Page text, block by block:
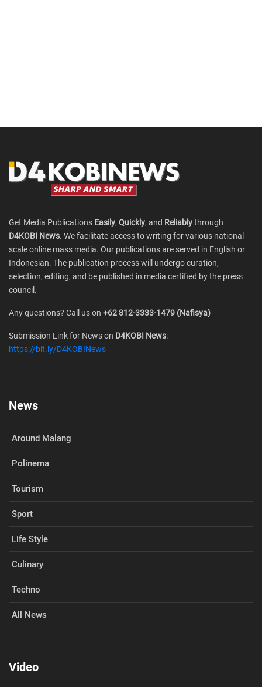
Get Media Publications Easily, Quickly, and Reliablythrough
D4KOBI News. We facilitate access to writing for various national-
scale online mass media. Our publications are served in English or
Indonesian. The publication process will undergo curation,
selection, editing, and be published in media certified by the press
council.
Any questions? Call us on +62 812-3333-1479 (Nafisya)
Submission Link for News on D4KOBI News:
https://bit.ly/D4KOBINews
News
Around Malang
Polinema
Tourism
Sport
Life Style
Culinary
Techno
All News
Video